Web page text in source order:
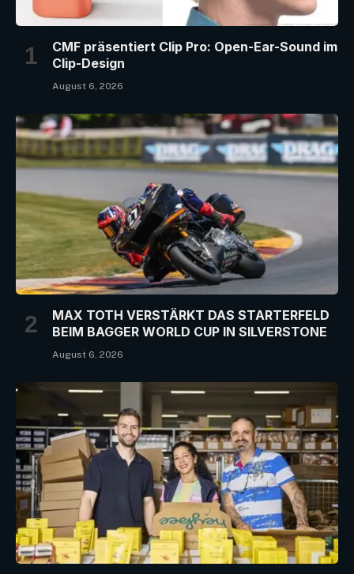
CMF präsentiert Clip Pro: Open-Ear-Sound im
Clip-Design
August 6, 2026
MAX TOTH VERSTÄRKT DAS STARTERFELD
BEIM BAGGER WORLD CUP IN SILVERSTONE
August 6, 2026